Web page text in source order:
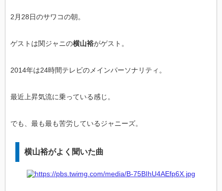
2月28日のサワコの朝。
ゲストは関ジャニの横山裕がゲスト。
2014年は24時間テレビのメインパーソナリティ。
最近上昇気流に乗っている感じ。
でも、最も最も苦労しているジャニーズ。
横山裕がよく聞いた曲